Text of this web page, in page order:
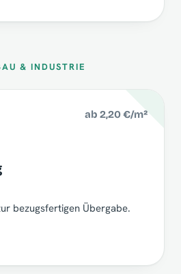
& INDUSTRIE
ab 2,20 €/m²
bezugsfertigen Übergabe.